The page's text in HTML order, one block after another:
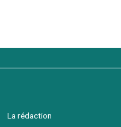
La rédaction